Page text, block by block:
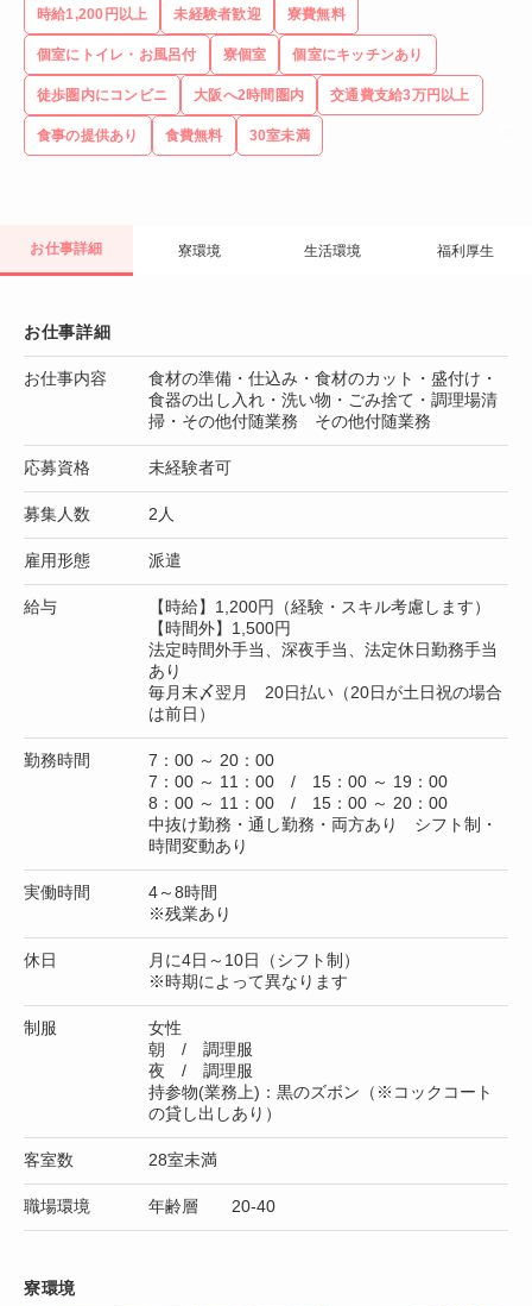
時給1,200円以上
未経験者歓迎 寮費無料
個室にトイレ・お風呂付 寮個室 個室にキッチンあり
徒歩圏内にコンビニ 大阪へ2時間圏内 交通費支給3万円以上
食事の提供あり 食費無料 30室未満
お仕事詳細 寮環境 生活環境 福利厚生
お仕事詳細
お仕事内容
食材の準備・仕込み・食材のカット・盛付け・
食器の出し入れ・洗い物・ごみ捨て・調理場清
掃・その他付随業務 その他付随業務
応募資格 未経験者可
募集人数 2人
雇用形態 派遣
給与
【時給】1,200円（経験・スキル考慮します）
【時間外】1,500円
法定時間外手当、深夜手当、法定休日勤務手当
あり
毎月末〆翌月 20日払い（20日が土日祝の場合
は前日）
勤務時間
7：00 ～ 20：00
7：00 ～ 11：00 / 15：00 ～ 19：00
8：00 ～ 11：00 / 15：00 ～ 20：00
中抜け勤務・通し勤務・両方あり シフト制・
時間変動あり
実働時間
4～8時間
※残業あり
休日
月に4日～10日（シフト制）
※時期によって異なります
制服
女性
朝 / 調理服
夜 / 調理服
持参物(業務上)：黒のズボン（※コックコート
の貸し出しあり）
客室数 28室未満
職場環境 年齢層 20-40
寮環境